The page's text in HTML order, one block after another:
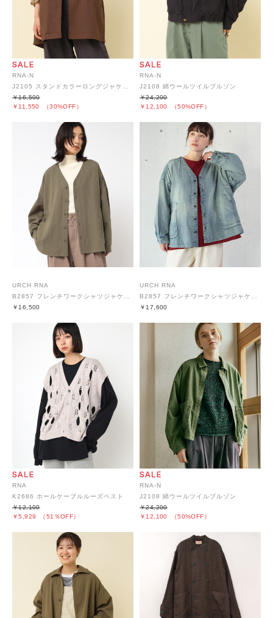
RNA-N
￥11,550 （30%OFF）
￥16,500
RNA-N
J2108 綿ウールツイルブルゾン
￥12,100 （50%OFF）
￥24,200
URCH RNA
B2857 フレンチワークシャツジャケット
￥16,500
URCH RNA
B2857 フレンチワークシャツジャケット
￥17,600
RNA
K2686 ホールケーブルルーズベスト
￥5,929 （51％OFF）
￥12,100
RNA-N
J2108 綿ウールツイルブルゾン
￥12,100 （50%OFF）
￥24,200